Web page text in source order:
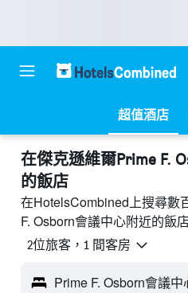
超值酒店
在傑克遜維爾Prime F.
的飯店
在HotelsCombined上搜尋數
F. Osborn會議中心附近的飯
2位旅客，1 間客房
Prime F. Osborn會議